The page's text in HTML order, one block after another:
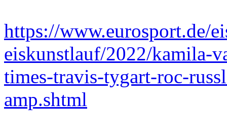
https://www.eurosport.de/
eiskunstlauf/2022/kamila-
times-travis-tygart-roc-
amp.shtml